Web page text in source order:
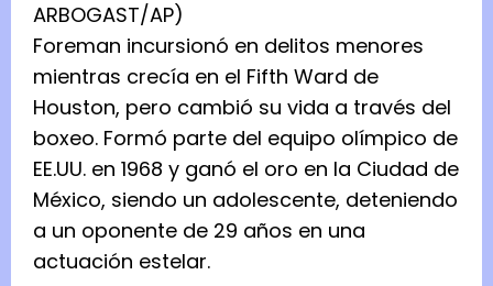
ARBOGAST/AP)
Foreman incursionó en delitos menores
mientras crecía en el Fifth Ward de
Houston, pero cambió su vida a través del
boxeo. Formó parte del equipo olímpico de
EE.UU. en 1968 y ganó el oro en la Ciudad de
México, siendo un adolescente, deteniendo
a un oponente de 29 años en una
actuación estelar.